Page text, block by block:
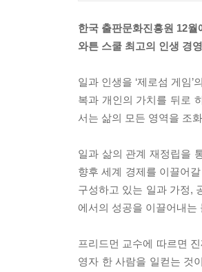
한국 출판문화진흥원 12월
와튼 스쿨 최고의 인생 경
일과 인생을 ‘제로섬 게임
복과 개인의 가치를 뒤로
서는 삶의 모든 영역을 조
일과 삶의 관계 재정립을
향후 세계 경제를 이끌어
구성하고 있는 일과 가정,
에서의 성공을 이끌어내는
프리드먼 교수에 따르면
영자 한 사람을 일컫는 것